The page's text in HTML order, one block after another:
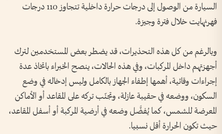
السيارة من الوصول إلى درجات حرارة داخلية تتجاوز 110 درجات
فهرنهايت خلال فترة وجيزة.
وبالرغم من كل هذه التحذيرات، قد يضطر بعض المستخدمين لترك
أجهزتهم داخل المركبات، وفي هذه الحالات، ينصح الخبراء باتخاذ عدة
إجراءات وقائية، أهمها إطفاء الجهاز بالكامل وليس إدخاله في وضع
السكون، ووضعه في حقيبة عازلة، وتجنّب تركه على المقاعد أو الأماكن
المعرضة للشمس، كما يُفضَّل وضعه في أرضية المركبة أو أسفل المقاعد،
حيث تكون الحرارة أقل نسبيا.